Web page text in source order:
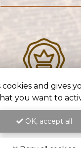
PLUS DE 10 ANS
D'EXPÉRIENCE
cookies and gives
you want to
OK, accept all